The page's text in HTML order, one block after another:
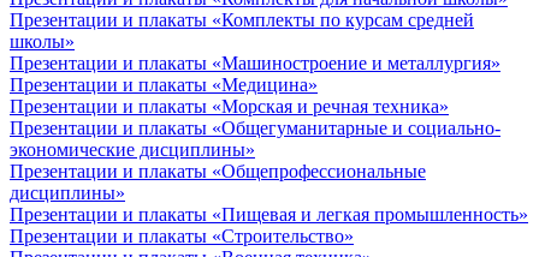
Презентации и плакаты «Комплекты по курсам средней
школы»
Презентации и плакаты «Машиностроение и металлургия»
Презентации и плакаты «Медицина»
Презентации и плакаты «Морская и речная техника»
Презентации и плакаты «Общегуманитарные и социально-
экономические дисциплины»
Презентации и плакаты «Общепрофессиональные
дисциплины»
Презентации и плакаты «Пищевая и легкая промышленность»
Презентации и плакаты «Строительство»